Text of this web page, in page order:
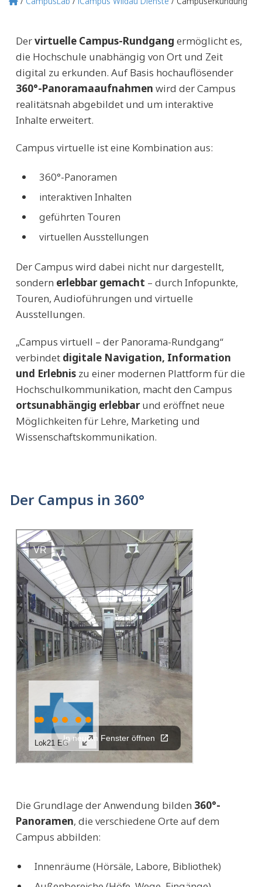
Pfadnavigation
Dervirtuelle Campus-Rundgang ermöglicht es,
die Hochschule unabhängig von Ort und Zeit
digital zu erkunden. Auf Basis hochauflösender
360°-Panoramaaufnahmen wird der Campus
realitätsnah abgebildet und um interaktive
Inhalte erweitert.
Campus virtuelle ist eine Kombination aus:
360°-Panoramen
interaktiven Inhalten
geführten Touren
virtuellen Ausstellungen
Der Campus wird dabei nicht nur dargestellt,
sondern erlebbar gemacht – durch Infopunkte,
Touren, Audioführungen und virtuelle
Ausstellungen.
„Campus virtuell – der Panorama-Rundgang“
verbindet digitale Navigation, Information
und Erlebnis zu einer modernen Plattform für die
Hochschulkommunikation, macht den Campus
ortsunabhängig erlebbarund eröffnet neue
Möglichkeiten für Lehre, Marketing und
Wissenschaftskommunikation.
Der Campus in 360°
Die Grundlage der Anwendung bilden 360°-
Panoramen, die verschiedene Orte auf dem
Campus abbilden:
Innenräume (Hörsäle, Labore, Bibliothek)